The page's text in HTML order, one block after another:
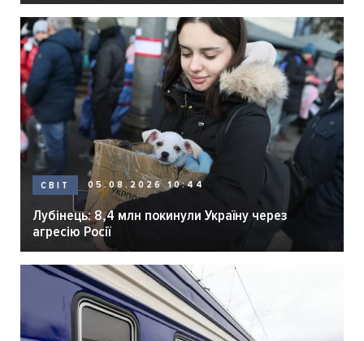
СВІТ 05.08.2026 10:44
Лубінець: 8,4 млн покинули Україну через
агресію Росії